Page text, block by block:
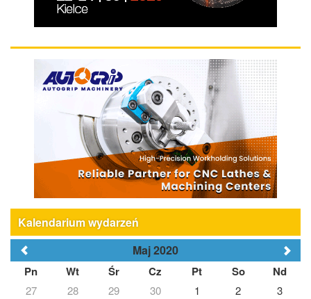
Kalendarium wydarzeń
Maj 2020
Pn Wt Śr Cz Pt So Nd
27 28 29 30 1 2
3